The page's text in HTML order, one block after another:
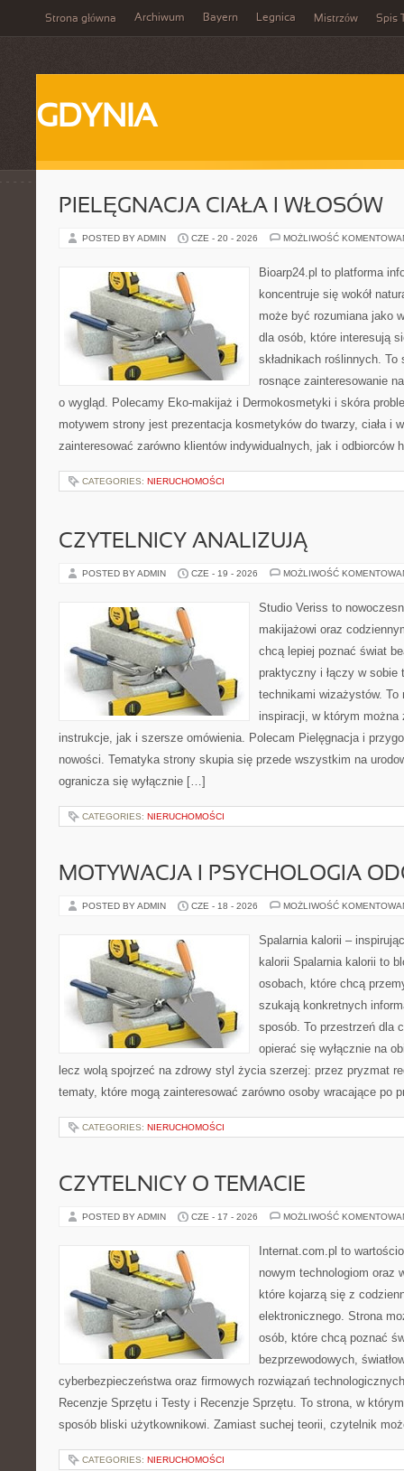
Strona główna Archiwum Bayern Legnica Mistrzów Spis
GDYNIA
PIELĘGNACJA CIAŁA I WŁOSÓW
POSTED BY ADMIN CZE - 20 - 2026 MOŻLIWOŚĆ
Bioarp24.pl to platforma
koncentruje się wokół
może być rozumiana jako
dla osób, które interesują
składnikach roślinnych.
rosnące zainteresowanie
o wygląd. Polecamy Eko-makijaż i Dermokosmetyki i skóra
motywem strony jest prezentacja kosmetyków do twarzy, ciała i
zainteresować zarówno klientów indywidualnych, jak i
CATEGORIES: NIERUCHOMOŚCI
CZYTELNICY ANALIZUJĄ
POSTED BY ADMIN CZE - 19 - 2026 MOŻLIWOŚĆ
Studio Veriss to
makijażowi oraz
chcą lepiej poznać świat
praktyczny i łączy w sobie
technikami wizażystów. To
inspiracji, w którym można
instrukcje, jak i szersze omówienia. Polecam Pielęgnacja i
nowości. Tematyka strony skupia się przede wszystkim na
ogranicza się wyłącznie […]
CATEGORIES: NIERUCHOMOŚCI
MOTYWACJA I PSYCHOLOGIA
POSTED BY ADMIN CZE - 18 - 2026 MOŻLIWOŚĆ
Spalarnia kalorii –
kalorii Spalarnia kalorii to
osobach, które chcą
szukają konkretnych
sposób. To przestrzeń dla
opierać się wyłącznie na
lecz wolą spojrzeć na zdrowy styl życia szerzej: przez pryzmat
tematy, które mogą zainteresować zarówno osoby wracające po
CATEGORIES: NIERUCHOMOŚCI
CZYTELNICY O TEMACIE
POSTED BY ADMIN CZE - 17 - 2026 MOŻLIWOŚĆ
Internat.com.pl to
nowym technologiom oraz
które kojarzą się z
elektronicznego. Strona
osób, które chcą poznać
bezprzewodowych,
cyberbezpieczeństwa oraz firmowych rozwiązań
Recenzje Sprzętu i Testy i Recenzje Sprzętu. To strona, w
sposób bliski użytkownikowi. Zamiast suchej teorii, czytelnik
CATEGORIES: NIERUCHOMOŚCI